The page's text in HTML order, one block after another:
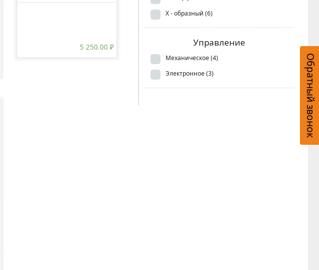
5 250.00 ₽
Х - образный (6)
Управление
Механическое (4)
Электронное (3) Обратный звонок